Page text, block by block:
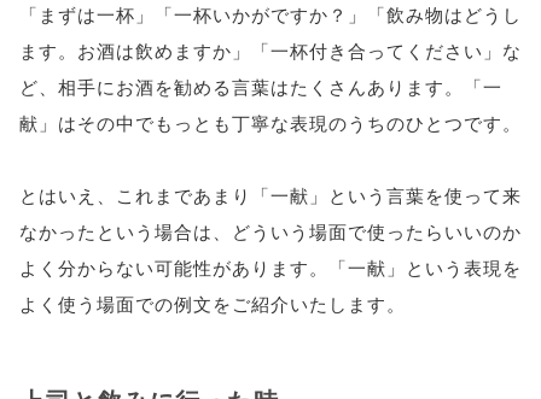
「まずは一杯」「一杯いかがですか？」「飲み物はどうし
ます。お酒は飲めますか」「一杯付き合ってください」な
ど、相手にお酒を勧める言葉はたくさんあります。「一
献」はその中でもっとも丁寧な表現のうちのひとつです。
とはいえ、これまであまり「一献」という言葉を使って来
なかったという場合は、どういう場面で使ったらいいのか
よく分からない可能性があります。「一献」という表現を
よく使う場面での例文をご紹介いたします。